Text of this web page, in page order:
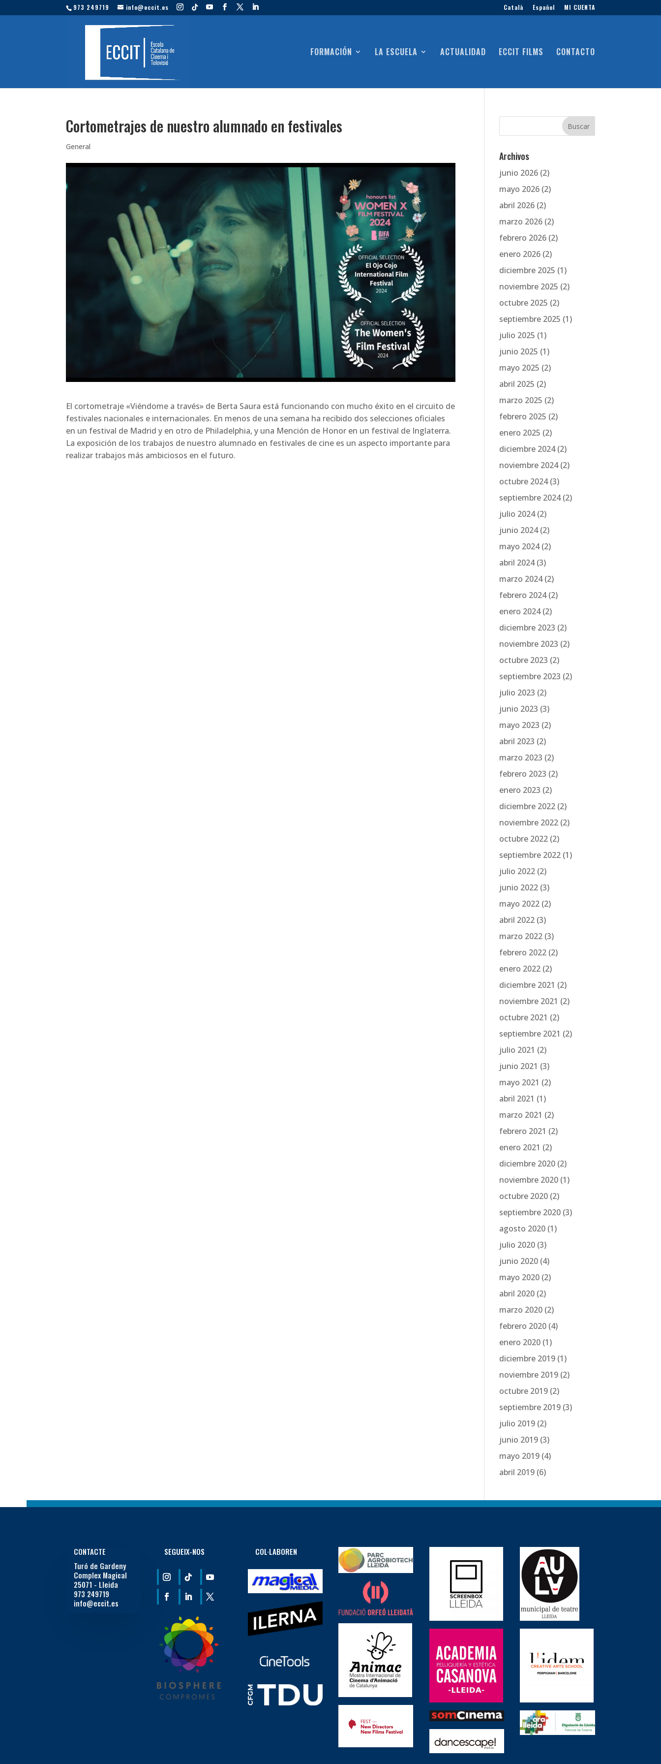
973 249719 info@eccit.es Català Español MI CUENTA
FORMACIÓN LA ESCUELA ACTUALIDAD ECCIT FILMS CONTACTO
Cortometrajes de nuestro alumnado en festivales
General
El cortometraje «Viéndome a través» de Berta Saura está funcionando con mucho éxito en el circuito de
festivales nacionales e internacionales. En menos de una semana ha recibido dos selecciones oficiales
en un festival de Madrid y en otro de Philadelphia, y una Mención de Honor en un festival de Inglaterra.
La exposición de los trabajos de nuestro alumnado en festivales de cine es un aspecto importante para
realizar trabajos más ambiciosos en el futuro.
Archivos
junio 2026 (2)
mayo 2026 (2)
abril 2026 (2)
marzo 2026 (2)
febrero 2026 (2)
enero 2026 (2)
diciembre 2025 (1)
noviembre 2025 (2)
octubre 2025 (2)
septiembre 2025 (1)
julio 2025 (1)
junio 2025 (1)
mayo 2025 (2)
abril 2025 (2)
marzo 2025 (2)
febrero 2025 (2)
enero 2025 (2)
diciembre 2024(2)
noviembre 2024(2)
octubre 2024(3)
septiembre 2024(2)
julio 2024(2)
junio 2024(2)
mayo 2024(2)
abril 2024(3)
marzo 2024(2)
febrero 2024(2)
enero 2024(2)
diciembre 2023 (2)
noviembre 2023 (2)
octubre 2023 (2)
septiembre 2023 (2)
julio 2023 (2)
junio 2023 (3)
mayo 2023 (2)
abril 2023 (2)
marzo 2023 (2)
febrero 2023 (2)
enero 2023 (2)
diciembre 2022 (2)
noviembre 2022 (2)
octubre 2022 (2)
septiembre 2022 (1)
julio 2022 (2)
junio 2022 (3)
mayo 2022 (2)
abril 2022 (3)
marzo 2022 (3)
febrero 2022 (2)
enero 2022 (2)
diciembre 2021 (2)
noviembre 2021 (2)
octubre 2021 (2)
septiembre 2021 (2)
julio 2021 (2)
junio 2021 (3)
mayo 2021 (2)
abril 2021 (1)
marzo 2021 (2)
febrero 2021 (2)
enero 2021 (2)
diciembre 2020 (2)
noviembre 2020 (1)
octubre 2020 (2)
septiembre 2020 (3)
agosto 2020 (1)
julio 2020 (3)
junio 2020 (4)
mayo 2020 (2)
abril 2020 (2)
marzo 2020 (2)
febrero 2020 (4)
enero 2020 (1)
diciembre 2019 (1)
noviembre 2019 (2)
octubre 2019 (2)
septiembre 2019 (3)
julio 2019 (2)
junio 2019 (3)
mayo 2019 (4)
abril 2019 (6)
CONTACTE
Turó de Gardeny
Complex Magical
25071 - Lleida
973 249719
info@eccit.es
SEGUEIX-NOS COL·LABOREN